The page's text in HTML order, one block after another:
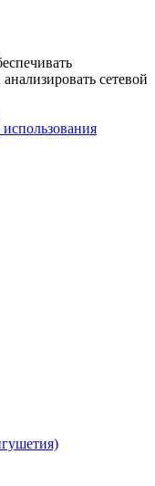
сетевой